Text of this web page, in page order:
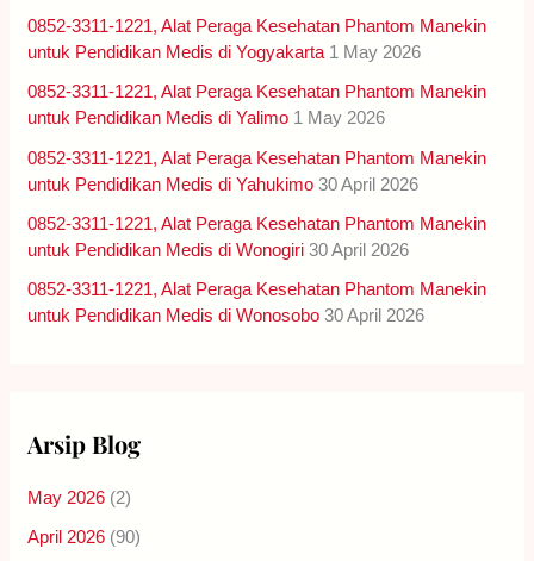
r
:
0852-3311-1221, Alat Peraga Kesehatan Phantom Manekin
untuk Pendidikan Medis di Yogyakarta 1 May 2026
0852-3311-1221, Alat Peraga Kesehatan Phantom Manekin
untuk Pendidikan Medis di Yalimo 1 May 2026
0852-3311-1221, Alat Peraga Kesehatan Phantom Manekin
untuk Pendidikan Medis di Yahukimo 30 April 2026
0852-3311-1221, Alat Peraga Kesehatan Phantom Manekin
untuk Pendidikan Medis di Wonogiri 30 April 2026
0852-3311-1221, Alat Peraga Kesehatan Phantom Manekin
untuk Pendidikan Medis di Wonosobo 30 April 2026
Arsip Blog
May 2026 (2)
April 2026 (90)